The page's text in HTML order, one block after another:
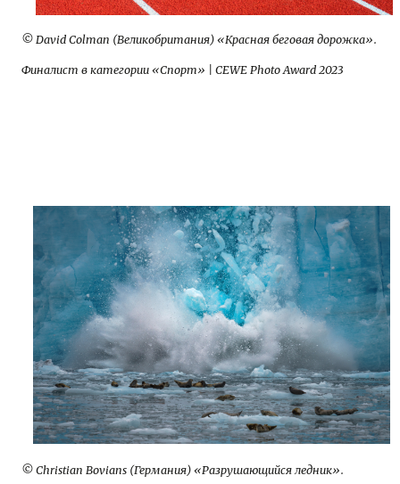
© David Colman (Великобритания) «Красная беговая дорожка».
Финалист в категории «Спорт» | CEWE Photo Award 2023
© Christian Bovians (Германия) «Разрушающийся ледник».